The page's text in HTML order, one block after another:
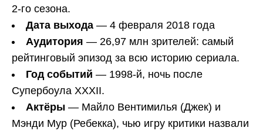
2-го сезона.
Дата выхода — 4 февраля 2018 года
Аудитория — 26,97 млн зрителей: самый
рейтинговый эпизод за всю историю сериала.
Год событий — 1998-й, ночь после
Супербоула XXXII.
Актёры — Майло Вентимилья (Джек) и
Мэнди Мур (Ребекка), чью игру критики назвали